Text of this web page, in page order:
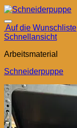
Auf die Wunschliste
Schnellansicht
Arbeitsmaterial
Schneiderpuppe